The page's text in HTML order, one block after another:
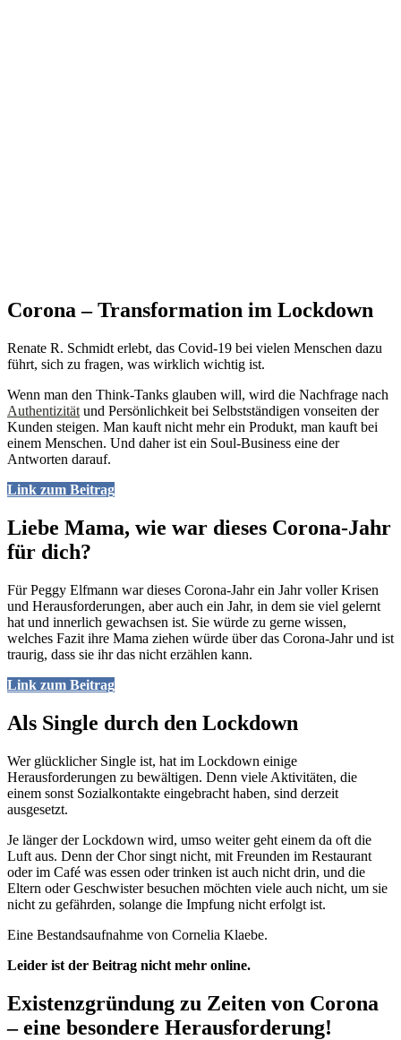
Corona – Transformation im Lockdown
Renate R. Schmidt erlebt, das Covid-19 bei vielen Menschen dazu
führt, sich zu fragen, was wirklich wichtig ist.
Wenn man den Think-Tanks glauben will, wird die Nachfrage nach
Authentizität und Persönlichkeit bei Selbstständigen vonseiten der
Kunden steigen. Man kauft nicht mehr ein Produkt, man kauft bei
einem Menschen. Und daher ist ein Soul-Business eine der
Antworten darauf.
Link zum Beitrag
Liebe Mama, wie war dieses Corona-Jahr
für dich?
Für Peggy Elfmann war dieses Corona-Jahr ein Jahr voller Krisen
und Herausforderungen, aber auch ein Jahr, in dem sie viel gelernt
hat und innerlich gewachsen ist. Sie würde zu gerne wissen,
welches Fazit ihre Mama ziehen würde über das Corona-Jahr und ist
traurig, dass sie ihr das nicht erzählen kann.
Link zum Beitrag
Als Single durch den Lockdown
Wer glücklicher Single ist, hat im Lockdown einige
Herausforderungen zu bewältigen. Denn viele Aktivitäten, die
einem sonst Sozialkontakte eingebracht haben, sind derzeit
ausgesetzt.
Je länger der Lockdown wird, umso weiter geht einem da oft die
Luft aus. Denn der Chor singt nicht, mit Freunden im Restaurant
oder im Café was essen oder trinken ist auch nicht drin, und die
Eltern oder Geschwister besuchen möchten viele auch nicht, um sie
nicht zu gefährden, solange die Impfung nicht erfolgt ist.
Eine Bestandsaufnahme von Cornelia Klaebe.
Leider ist der Beitrag nicht mehr online.
Existenzgründung zu Zeiten von Corona
– eine besondere Herausforderung!